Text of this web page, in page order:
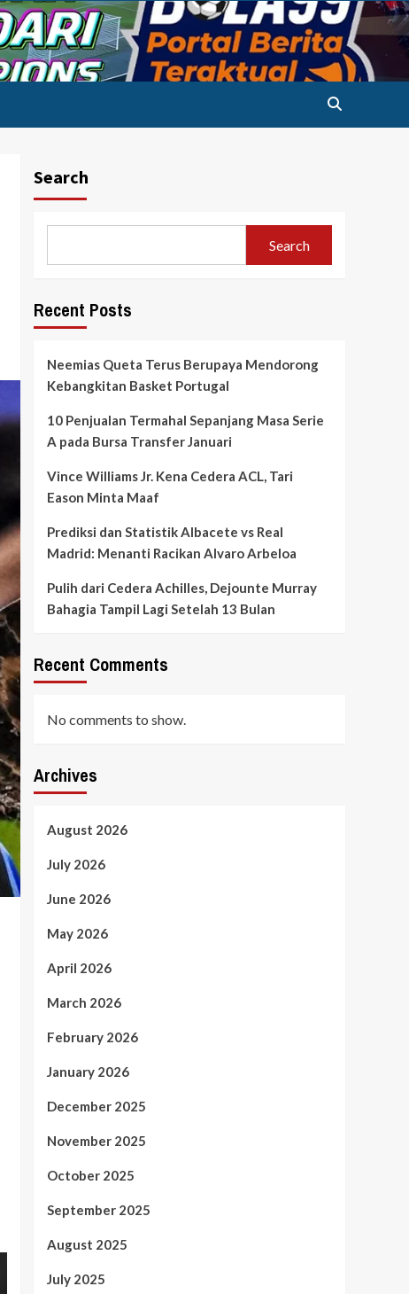
Search
Search
Recent Posts
Neemias Queta Terus Berupaya Mendorong
Kebangkitan Basket Portugal
10 Penjualan Termahal Sepanjang Masa Serie
A pada Bursa Transfer Januari
Vince Williams Jr. Kena Cedera ACL, Tari
Eason Minta Maaf
Prediksi dan Statistik Albacete vs Real
Madrid: Menanti Racikan Alvaro Arbeloa
Pulih dari Cedera Achilles, Dejounte Murray
Bahagia Tampil Lagi Setelah 13 Bulan
Recent Comments
No comments to show.
Archives
August 2026
July 2026
June 2026
May 2026
April 2026
March 2026
February 2026
January 2026
December 2025
November 2025
October 2025
September 2025
August 2025
July 2025